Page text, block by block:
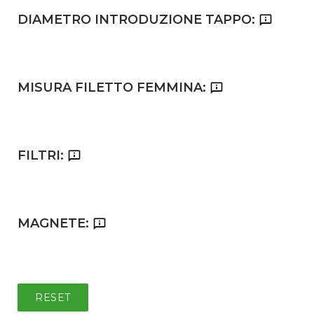
DIAMETRO INTRODUZIONE TAPPO:
MISURA FILETTO FEMMINA:
FILTRI:
MAGNETE:
RESET